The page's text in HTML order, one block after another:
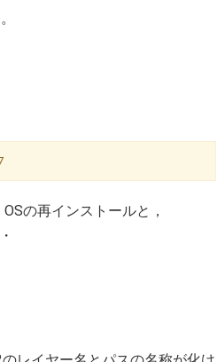
の再インストールと，